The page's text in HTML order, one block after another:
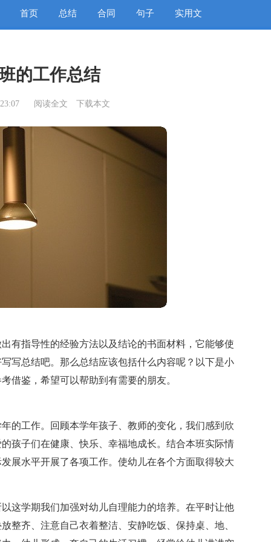
首页 总结 合同 句子 实用文
的工作总结
阅读全文 下载本文
有指导性的经验方法以及结论的书面材料，它能够使
写总结吧。那么总结应该包括什么内容呢？以下是小
借鉴，希望可以帮助到有需要的朋友。
的工作。回顾本学年孩子、教师的变化，我们感到欣
孩子们在健康、快乐、幸福地成长。结合本班实际情
展水平开展了各项工作。使幼儿在各个方面取得较大
这学期我们加强对幼儿自理能力的培养。在平时让他
整齐、注意自己衣着整洁、安静吃饭、保持桌、地、